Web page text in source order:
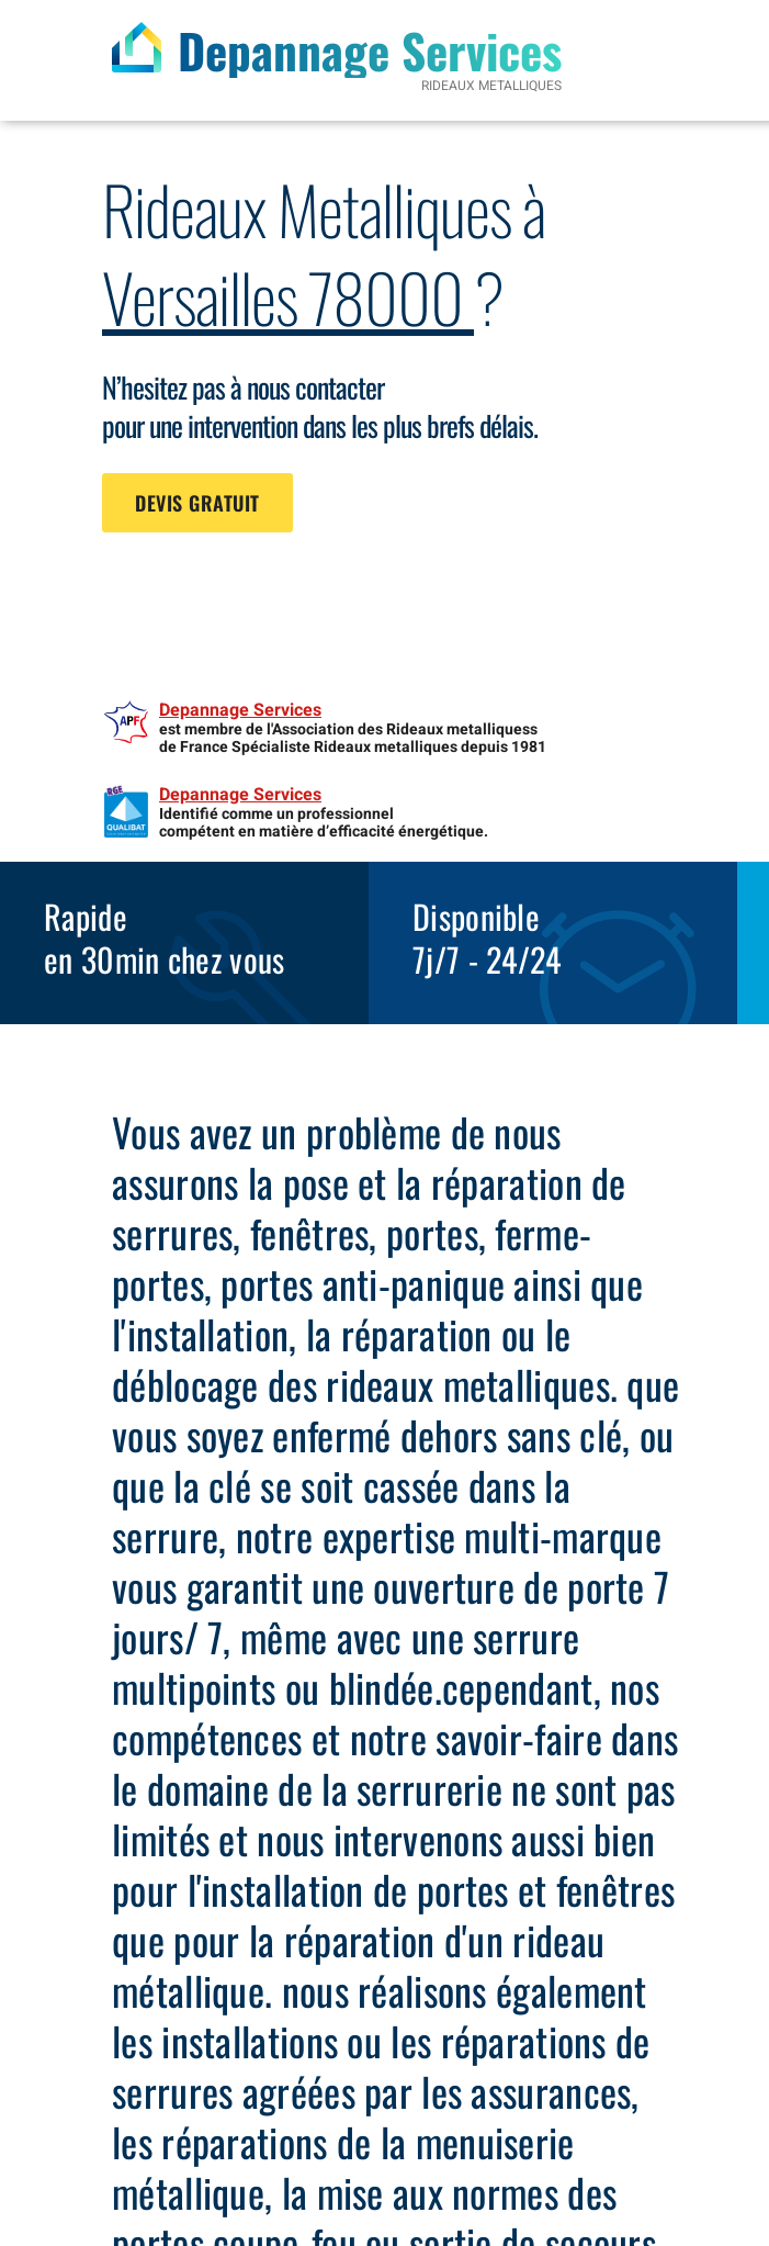
Depannage Services
RIDEAUX METALLIQUES
Rideaux Metalliques à
Versailles 78000?
N’hesitez pas à nous contacter
pour une intervention dans les plus brefs délais.
DEVIS GRATUIT
Depannage Services
est membre de l'Association des Rideaux metalliquess
de France Spécialiste Rideaux metalliques depuis 1981
Depannage Services
Identifié comme un professionnel
compétent en matière d’efficacité énergétique.
Rapide
en 30min chez vous
Disponible
7j/7 - 24/24
Vous avez un problème de nous
assurons la pose et la réparation de
serrures, fenêtres, portes, ferme-
portes, portes anti-panique ainsi que
l'installation, la réparation ou le
déblocage des rideaux metalliques. que
vous soyez enfermé dehors sans clé, ou
que la clé se soit cassée dans la
serrure, notre expertise multi-marque
vous garantit une ouverture de porte 7
jours/ 7, même avec une serrure
multipoints ou blindée.cependant, nos
compétences et notre savoir-faire dans
le domaine de la serrurerie ne sont pas
limités et nous intervenons aussi bien
pour l'installation de portes et fenêtres
que pour la réparation d'un rideau
métallique. nous réalisons également
les installations ou les réparations de
serrures agréées par les assurances,
les réparations de la menuiserie
métallique, la mise aux normes des